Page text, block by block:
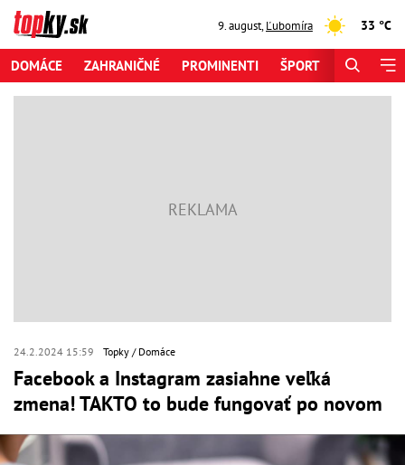
9. august,Ľubomíra 33 °C
DOMÁCE ZAHRANIČNÉ PROMINENTI ŠPORT
24.2.2024 15:59 Topky Domáce
Facebook a Instagram zasiahne veľká
zmena! TAKTO to bude fungovať po novom